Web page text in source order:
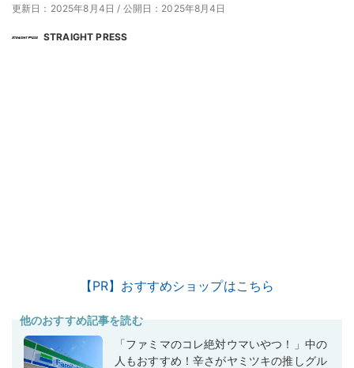
更新日：2025年8月4日 / 公開日：2025年8月4日
STRAIGHT PRESS
【PR】おすすめショップはこちら
他のおすすめ記事を読む
「ファミマのコレ絶対ウマいやつ！」中の
人もおすすめ！辛さがヤミツキの推しグル